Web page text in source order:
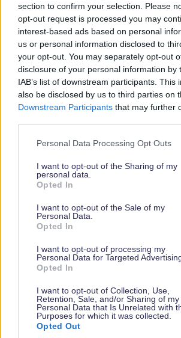
section to confirm your selection. Please
opt-out request is processed you may
interest-based ads based on personal
us or personal information disclosed to
your opt-out. You may separately opt-out
disclosure of your personal information by
IAB’s list of downstream participants. This
also be disclosed by us to third parties on
Downstream Participants that may further
Please note that this website/app uses
not limited to your visit or usage behaviour.
grant or deny consent to Google and its
use your data for below specified
consent section.
Personal Data Processing Opt Outs
I want to opt-out of the Sharing of my
personal data.
Opted In
I want to opt-out of the Sale of my
Personal Data.
Opted In
I want to opt-out of processing my
Personal Data for Targeted
Opted In
I want to opt-out of Collection, Use,
Retention, Sale, and/or Sharing of my
Personal Data that Is Unrelated with
Purposes for which it was collected.
Opted Out
Toiminimen toimialan muutoksen
euroa. Jos teet samassa
kaupparekisteriin muita
kotipaikan muutos),niin hinta
per asia.
Toiminimen muutosilmoituksen
Mikäli laajennat toiminimesi
uudelleen, onko toiminimesi
rekisteröinnin jatkamiselle esteitä.
Nimi ei saa uuden toimialan myötä
sekoitettavissa muiden yritysten jo
Verohallinnolle ilmoitettavaa
Asiakastiedot ja sen jälkeen Muuta
Osakeyhtiön toimialan muutos
yhtiöjärjestykseen. Toimialaa siis
vaihdetaan yhtiöjärjestyksen